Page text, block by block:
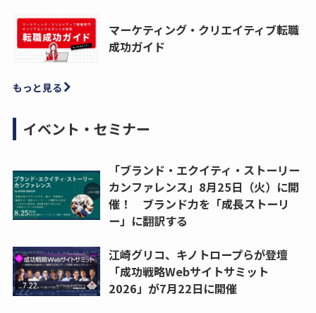
マーケティング・クリエイティブ転職
成功ガイド
もっと見る
イベント・セミナー
「ブランド・エクイティ・ストーリー
カンファレンス」8月25日（火）に開
催！ ブランド力を「成長ストーリ
ー」に翻訳する
江崎グリコ、キノトロープらが登壇
「成功戦略Webサイトサミット
2026」が7月22日に開催